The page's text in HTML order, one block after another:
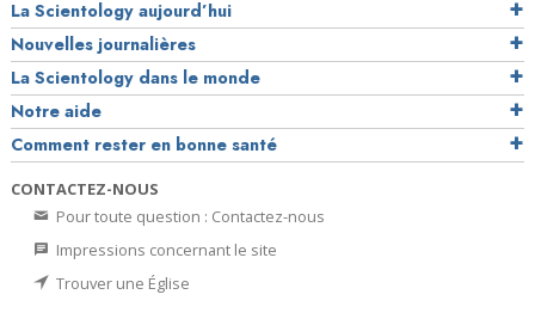
La Scientology aujourd’hui
Nouvelles journalières
La Scientology dans le monde
Notre aide
Comment rester en bonne santé
CONTACTEZ-NOUS
Pour toute question : Contactez-nous
Impressions concernant le site
Trouver une Église